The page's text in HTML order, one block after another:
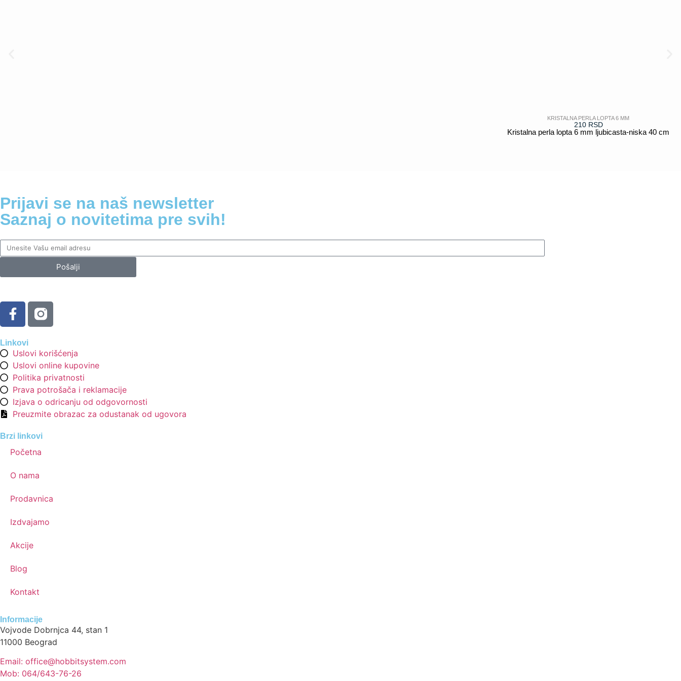
KRISTALNA PERLA LOPTA 6 MM
210 RSD
Kristalna perla lopta 6 mm ljubicasta-niska 40 cm
Prijavi se na naš newsletter
Saznaj o novitetima pre svih!
Pošalji
Linkovi
Uslovi korišćenja
Uslovi online kupovine
Politika privatnosti
Prava potrošača i reklamacije
Izjava o odricanju od odgovornosti
Preuzmite obrazac za odustanak od ugovora
Brzi linkovi
Početna
O nama
Prodavnica
Izdvajamo
Akcije
Blog
Kontakt
Informacije
Vojvode Dobrnjca 44, stan 1
11000 Beograd
Email: office@hobbitsystem.com
Mob: 064/643-76-26